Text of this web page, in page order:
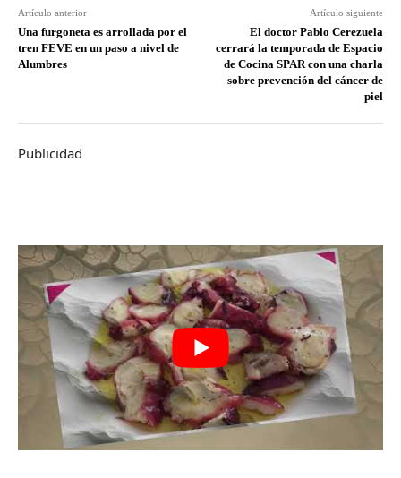
Artículo anterior
Una furgoneta es arrollada por el
tren FEVE en un paso a nivel de
Alumbres
Artículo siguiente
El doctor Pablo Cerezuela
cerrará la temporada de Espacio
de Cocina SPAR con una charla
sobre prevención del cáncer de
piel
Publicidad